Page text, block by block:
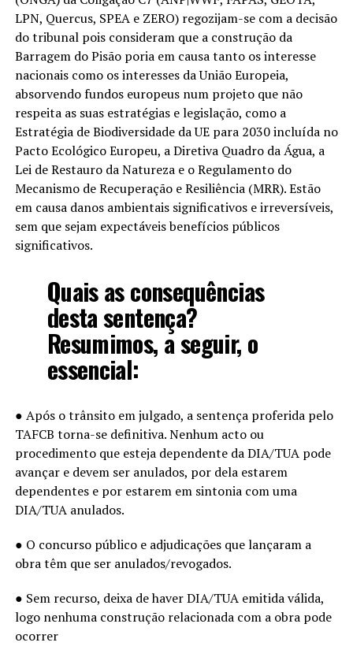
LPN, Quercus, SPEA e ZERO) regozijam-se com a decisão
do tribunal pois consideram que a construção da
Barragem do Pisão poria em causa tanto os interesse
nacionais como os interesses da União Europeia,
absorvendo fundos europeus num projeto que não
respeita as suas estratégias e legislação, como a
Estratégia de Biodiversidade da UE para 2030 incluída no
Pacto Ecológico Europeu, a Diretiva Quadro da Água, a
Lei de Restauro da Natureza e o Regulamento do
Mecanismo de Recuperação e Resiliência (MRR). Estão
em causa danos ambientais significativos e irreversíveis,
sem que sejam expectáveis benefícios públicos
significativos.
Quais as consequências
desta sentença?
Resumimos, a seguir, o
essencial:
● Após o trânsito em julgado, a sentença proferida pelo
TAFCB torna-se definitiva. Nenhum acto ou
procedimento que esteja dependente da DIA/TUA pode
avançar e devem ser anulados, por dela estarem
dependentes e por estarem em sintonia com uma
DIA/TUA anulados.
● O concurso público e adjudicações que lançaram a
obra têm que ser anulados/revogados.
● Sem recurso, deixa de haver DIA/TUA emitida válida,
logo nenhuma construção relacionada com a obra pode
ocorrer